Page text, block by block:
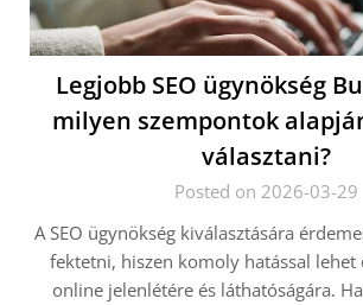
Legjobb SEO ügynökség
milyen szempontok
választani?
Posted on 2026-03-29
A SEO ügynökség kiválasztására
fektetni, hiszen komoly hatással lehet
online jelenlétére és láthatóságára.